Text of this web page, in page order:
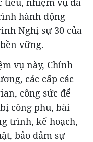
hành động
Nghị sự 30 của
vững.
vụ này, Chính
các cấp các
công sức để
công phu, bài
trình, kế hoạch,
bảo đảm sự